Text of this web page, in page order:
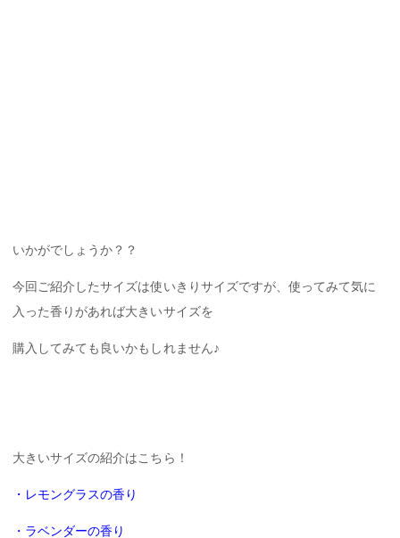
いかがでしょうか？？
今回ご紹介したサイズは使いきりサイズですが、使ってみて気に
入った香りがあれば大きいサイズを
購入してみても良いかもしれません♪
大きいサイズの紹介はこちら！
・レモングラスの香り
・ラベンダーの香り